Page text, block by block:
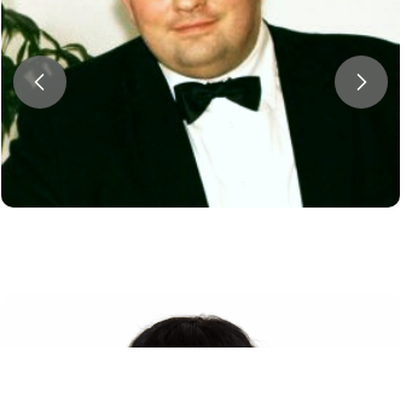
Klavier / Piano / Flügel
Klavier / Piano / Flügel